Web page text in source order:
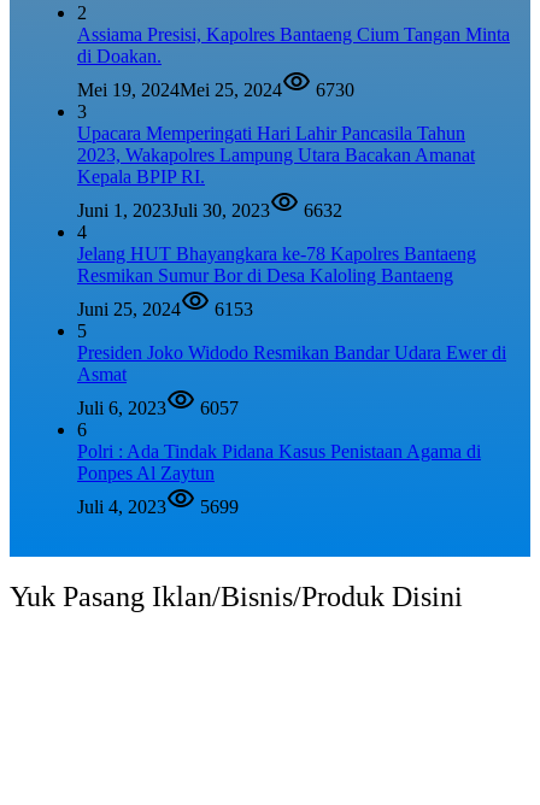
2
Assiama Presisi, Kapolres Bantaeng Cium Tangan Minta
di Doakan.
Mei 19, 2024Mei 25, 2024
6730
3
Upacara Memperingati Hari Lahir Pancasila Tahun
2023, Wakapolres Lampung Utara Bacakan Amanat
Kepala BPIP RI.
Juni 1, 2023Juli 30, 2023
6632
4
Jelang HUT Bhayangkara ke-78 Kapolres Bantaeng
Resmikan Sumur Bor di Desa Kaloling Bantaeng
Juni 25, 2024
6153
5
Presiden Joko Widodo Resmikan Bandar Udara Ewer di
Asmat
Juli 6, 2023
6057
6
Polri : Ada Tindak Pidana Kasus Penistaan Agama di
Ponpes Al Zaytun
Juli 4, 2023
5699
Yuk Pasang Iklan/Bisnis/Produk Disini